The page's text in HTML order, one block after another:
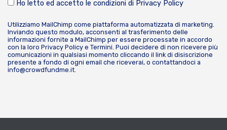
Ho letto ed accetto le condizioni di Privacy Policy
Utilizziamo MailChimp come piattaforma automatizzata di marketing.
Inviando questo modulo, acconsenti al trasferimento delle
informazioni fornite a MailChimp per essere processate in accordo
con la loro Privacy Policy e Termini. Puoi decidere di non ricevere più
comunicazioni in qualsiasi momento cliccando il link di disiscrizione
presente a fondo di ogni email che riceverai, o contattandoci a
info@crowdfundme.it.